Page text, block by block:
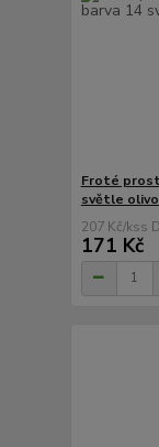
Froté
světle
207 Kč/ks
171 Kč